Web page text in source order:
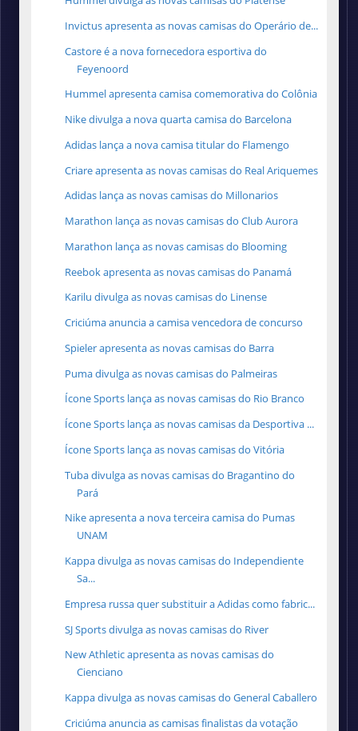
Invictus apresenta as novas camisas do Operário de...
Castore é a nova fornecedora esportiva do
Feyenoord
Hummel apresenta camisa comemorativa do Colônia
Nike divulga a nova quarta camisa do Barcelona
Adidas lança a nova camisa titular do Flamengo
Criare apresenta as novas camisas do Real Ariquemes
Adidas lança as novas camisas do Millonarios
Marathon lança as novas camisas do Club Aurora
Marathon lança as novas camisas do Blooming
Reebok apresenta as novas camisas do Panamá
Karilu divulga as novas camisas do Linense
Criciúma anuncia a camisa vencedora de concurso
Spieler apresenta as novas camisas do Barra
Puma divulga as novas camisas do Palmeiras
Ícone Sports lança as novas camisas do Rio Branco
Ícone Sports lança as novas camisas da Desportiva ...
Ícone Sports lança as novas camisas do Vitória
Tuba divulga as novas camisas do Bragantino do
Pará
Nike apresenta a nova terceira camisa do Pumas
UNAM
Kappa divulga as novas camisas do Independiente
Sa...
Empresa russa quer substituir a Adidas como fabric...
SJ Sports divulga as novas camisas do River
New Athletic apresenta as novas camisas do
Cienciano
Kappa divulga as novas camisas do General Caballero
Criciúma anuncia as camisas finalistas da votação